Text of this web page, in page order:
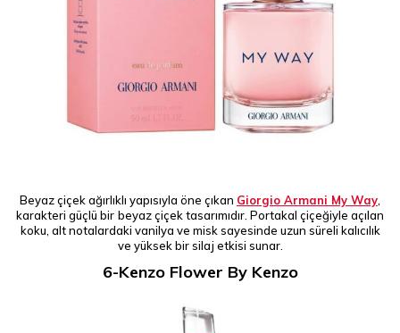
Beyaz çiçek ağırlıklı yapısıyla öne çıkan Giorgio Armani My Way
karakteri güçlü bir beyaz çiçek tasarımıdır. Portakal çiçeğiyle açılan
koku, alt notalardaki vanilya ve misk sayesinde uzun süreli kalıcılık
ve yüksek bir silaj etkisi sunar.
6-Kenzo Flower By Kenzo